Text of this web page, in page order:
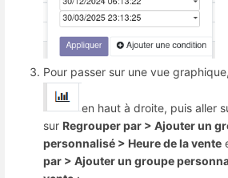
Pour passer sur une vue
en haut à droite, puis aller
sur Regrouper par > Ajouter un
personnalisé > Heure de la vente
par > Ajouter un groupe